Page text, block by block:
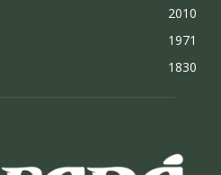
2010
1971
1830